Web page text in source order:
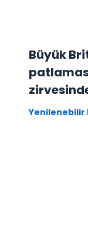
Büyük
Yenilenebilir